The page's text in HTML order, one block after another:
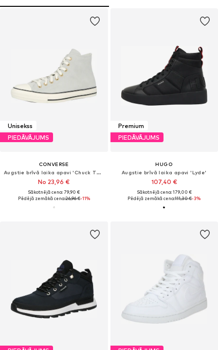
Unisekss
PIEDĀVĀJUMS
CONVERSE
Augstie brīvā laika apavi 'Chuck Taylor All Star'
No 23,96 €
Sākotnējā cena: 79,90 €
Pēdējā zemākā cena:26,96 €-11%
Premium
PIEDĀVĀJUMS
HUGO
Augstie brīvā laika apavi 'Lyde'
107,40 €
Sākotnējā cena: 179,00 €
Pēdējā zemākā cena:111,30 €-3%